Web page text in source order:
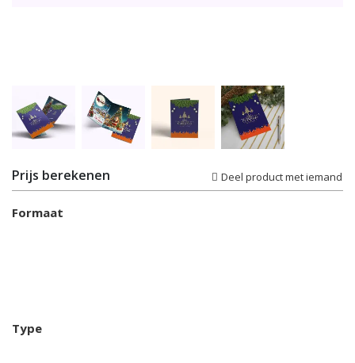
Prijs berekenen Deel product met iemand
Formaat
Type